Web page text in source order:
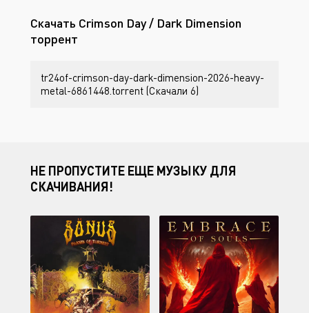
Скачать Crimson Day / Dark Dimension
торрент
tr24of-crimson-day-dark-dimension-2026-heavy-
metal-6861448.torrent (Скачали 6)
НЕ ПРОПУСТИТЕ ЕЩЕ МУЗЫКУ ДЛЯ
СКАЧИВАНИЯ!